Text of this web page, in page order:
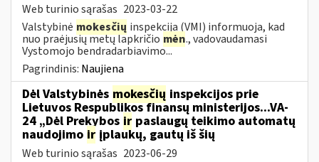
Web turinio sąrašas 2023-03-22
Valstybinė mokesčių inspekcija (VMI) informuoja, kad
nuo praėjusių metų lapkričio mėn., vadovaudamasi
Vystomojo bendradarbiavimo...
Pagrindinis: Naujiena
Dėl Valstybinės mokesčių inspekcijos prie
Lietuvos Respublikos finansų ministerijos...VA-
24 „Dėl Prekybos ir paslaugų teikimo automatų
naudojimo ir įplaukų, gautų iš šių
Web turinio sąrašas 2023-06-29